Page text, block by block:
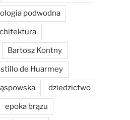
podwodna
Bartosz Kontny
de Huarmey
dziedzictwo
epoka brązu